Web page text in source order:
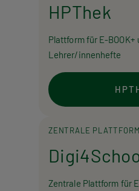
HPThek
Plattform für E-BOOK+
Lehrer/innenhefte
ZENTRALE PLATTFORM
Zentrale Plattform für